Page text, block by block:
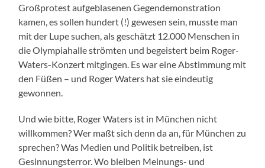
Großprotest aufgeblasenen Gegendemonstration
kamen, es sollen hundert (!) gewesen sein, musste man
mit der Lupe suchen, als geschätzt 12.000 Menschen in
die Olympiahalle strömten und begeistert beim Roger-
Waters-Konzert mitgingen. Es war eine Abstimmung mit
den Füßen – und Roger Waters hat sie eindeutig
gewonnen.
Und wie bitte, Roger Waters ist in München nicht
willkommen? Wer maßt sich denn da an, für München zu
sprechen? Was Medien und Politik betreiben, ist
Gesinnungsterror. Wo bleiben Meinungs- und